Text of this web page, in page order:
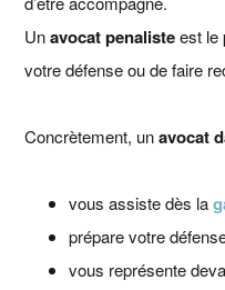
Unavocat penalisteest le
votre défense ou de faire
Concrètement, unavocat
vous assiste dès la
prépare votre
vous représente